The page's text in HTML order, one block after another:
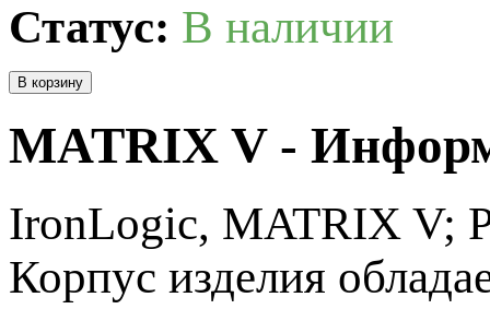
Статус: В наличии
MATRIX V -
IronLogic, MATRIX V;
Корпус изделия